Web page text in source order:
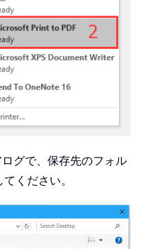
ログで、保存先のフォル
ください。